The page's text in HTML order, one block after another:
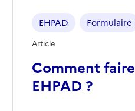
Comment
EHPAD ?
EHPAD Formulaire
Article